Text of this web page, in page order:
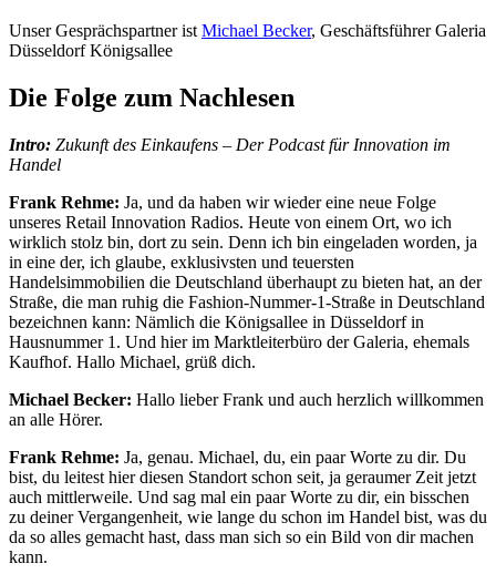
Unser Gesprächspartner istMichael Becker, Geschäftsführer Galeria
Düsseldorf Königsallee
Die Folge zum Nachlesen
Intro: Zukunft des Einkaufens – Der Podcast für Innovation im
Handel
Frank Rehme: Ja, und da haben wir wieder eine neue Folge
unseres Retail Innovation Radios. Heute von einem Ort, wo ich
wirklich stolz bin, dort zu sein. Denn ich bin eingeladen worden, ja
in eine der, ich glaube, exklusivsten und teuersten
Handelsimmobilien die Deutschland überhaupt zu bieten hat, an der
Straße, die man ruhig die Fashion-Nummer-1-Straße in Deutschland
bezeichnen kann: Nämlich die Königsallee in Düsseldorf in
Hausnummer 1. Und hier im Marktleiterbüro der Galeria, ehemals
Kaufhof. Hallo Michael, grüß dich.
Michael Becker: Hallo lieber Frank und auch herzlich willkommen
an alle Hörer.
Frank Rehme: Ja, genau. Michael, du, ein paar Worte zu dir. Du
bist, du leitest hier diesen Standort schon seit, ja geraumer Zeit jetzt
auch mittlerweile. Und sag mal ein paar Worte zu dir, ein bisschen
zu deiner Vergangenheit, wie lange du schon im Handel bist, was du
da so alles gemacht hast, dass man sich so ein Bild von dir machen
kann.